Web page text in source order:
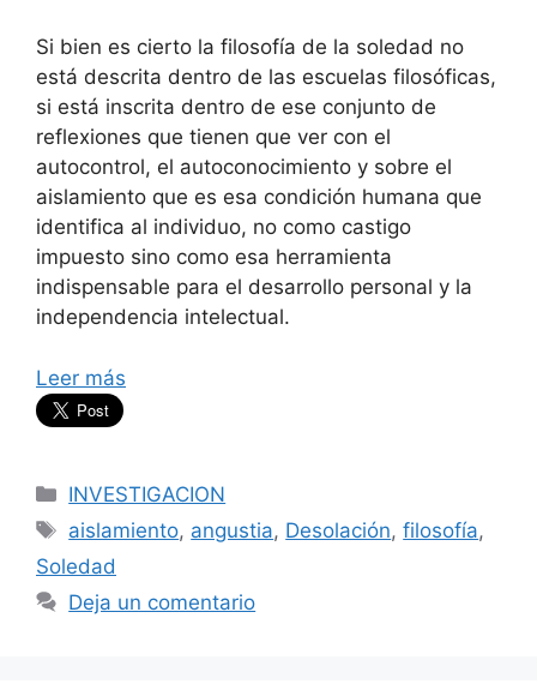
Si bien es cierto la filosofía de la soledad no
está descrita dentro de las escuelas filosóficas,
si está inscrita dentro de ese conjunto de
reflexiones que tienen que ver con el
autocontrol, el autoconocimiento y sobre el
aislamiento que es esa condición humana que
identifica al individuo, no como castigo
impuesto sino como esa herramienta
indispensable para el desarrollo personal y la
independencia intelectual.
Leer más
Categorías
INVESTIGACION
Etiquetas
aislamiento, angustia, Desolación,filosofía,
Soledad
Deja un comentario